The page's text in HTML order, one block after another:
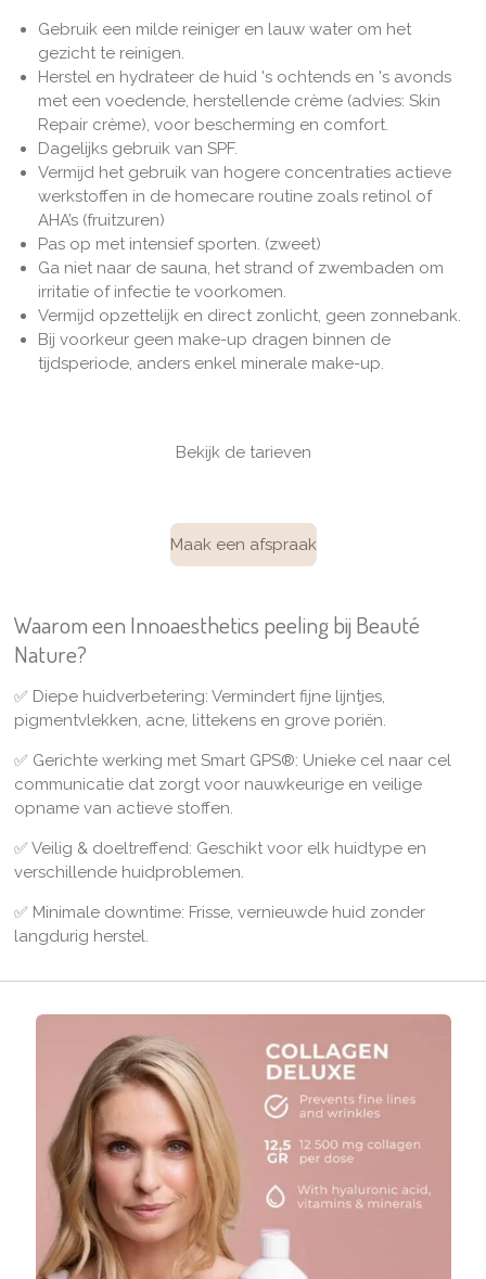
Gebruik een milde reiniger en lauw water om het
gezicht te reinigen.
Herstel en hydrateer de huid 's ochtends en 's avonds
met een voedende, herstellende crème (advies: Skin
Repair crème), voor bescherming en comfort.
Dagelijks gebruik van SPF.
Vermijd het gebruik van hogere concentraties actieve
werkstoffen in de homecare routine zoals retinol of
AHA’s (fruitzuren)
Pas op met intensief sporten. (zweet)
Ga niet naar de sauna, het strand of zwembaden om
irritatie of infectie te voorkomen.
Vermijd opzettelijk en direct zonlicht, geen zonnebank.
Bij voorkeur geen make-up dragen binnen de
tijdsperiode, anders enkel minerale make-up.
Bekijk de tarieven
Maak een afspraak
Waarom een Innoaesthetics peeling bij Beauté
Nature?
✅ Diepe huidverbetering: Vermindert fijne lijntjes,
pigmentvlekken, acne, littekens en grove poriën.
✅ Gerichte werking met Smart GPS®: Unieke cel naar cel
communicatie dat zorgt voor nauwkeurige en veilige
opname van actieve stoffen.
✅ Veilig & doeltreffend: Geschikt voor elk huidtype en
verschillende huidproblemen.
✅ Minimale downtime: Frisse, vernieuwde huid zonder
langdurig herstel.